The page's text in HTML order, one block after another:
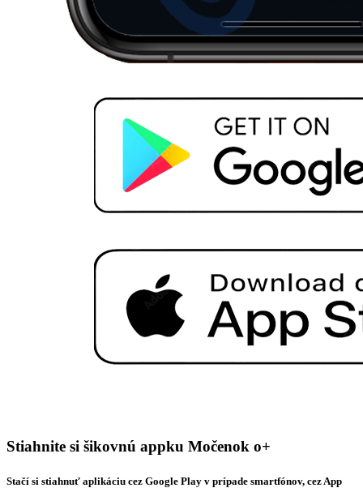
Stiahnite si šikovnú appku Močenok o+
Stačí si stiahnuť aplikáciu cez Google Play v prípade smartfónov, cez App